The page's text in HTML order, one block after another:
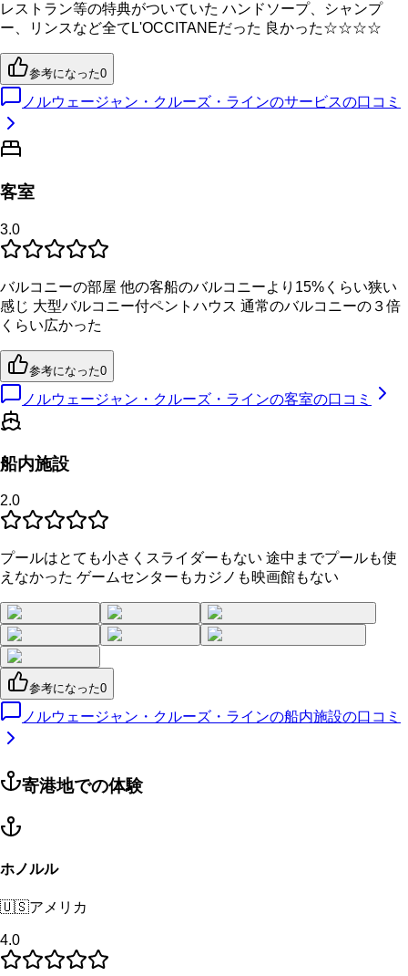
レストラン等の特典がついていた ハンドソープ、シャンプ
ー、リンスなど全てL'OCCITANEだった 良かった☆☆☆☆
参考になった0
ノルウェージャン・クルーズ・ラインのサービスの口コミ
客室
3.0
バルコニーの部屋 他の客船のバルコニーより15%くらい狭い
感じ 大型バルコニー付ペントハウス 通常のバルコニーの３倍
くらい広かった
参考になった0
ノルウェージャン・クルーズ・ラインの客室の口コミ
船内施設
2.0
プールはとても小さくスライダーもない 途中までプールも使
えなかった ゲームセンターもカジノも映画館もない
参考になった0
ノルウェージャン・クルーズ・ラインの船内施設の口コミ
寄港地での体験
ホノルル
🇺🇸アメリカ
4.0